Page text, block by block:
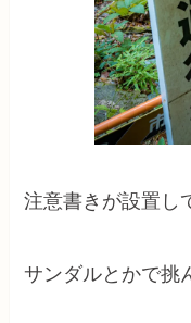
注意書きが設置し
サンダルとかで挑